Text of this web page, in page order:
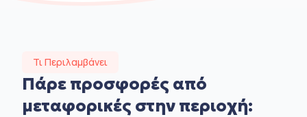
Τι Περιλαμβάνει
Πάρε προσφορές από
μεταφορικές στην περιοχή: